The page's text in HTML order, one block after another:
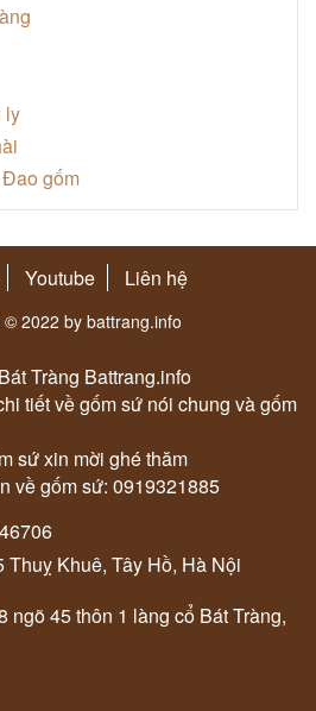
ly
gốm
Youtube Liên hệ
2022 by battrang.info
Tràng Battrang.info
tiết về gốm sứ nói chung và gốm
sứ xin mời ghé thăm
về gốm sứ: 0919321885
Khuê, Tây Hồ, Hà Nội
45 thôn 1 làng cổ Bát Tràng,